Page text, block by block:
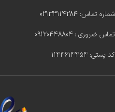
شماره تماس: 02133114284
تماس ضروری : 09120448804
کد پستی: 1144614454